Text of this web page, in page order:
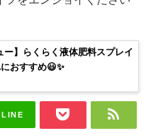
ー】らくらく液体肥料スプレイ
おすすめ😃✨
LINE